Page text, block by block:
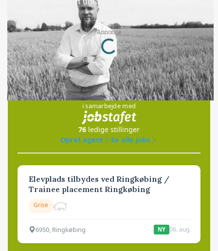
Annonce
Loading...
Jobs
i samarbejde med
76 ledige stillinger
Opret agent
Se alle jobs
Elevplads tilbydes ved Ringkøbing /
Trainee placement Ringkøbing
Grise
6950, Ringkøbing NY 06. aug.